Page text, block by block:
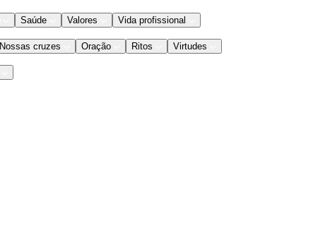
Saúde Valores Vida profissional
Nossas cruzes Oração Ritos Virtudes